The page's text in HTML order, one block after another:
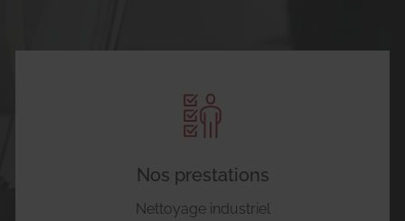
Nos prestations
Nettoyage industriel